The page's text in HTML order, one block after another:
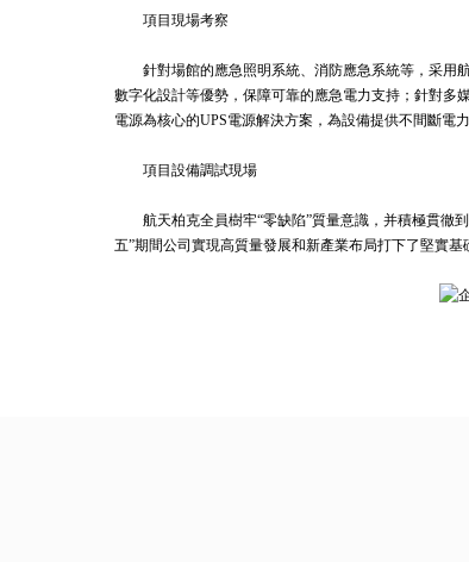
項目現場考察
針對場館的應急照明系統、消防應急系統等，采用
數字化設計等優勢，保障可靠的應急電力支持；針對多
電源為核心的UPS電源解決方案，為設備提供不間斷電力
項目設備調試現場
航天柏克全員樹牢“零缺陷”質量意識，并積極貫徹
五”期間公司實現高質量發展和新產業布局打下了堅實基